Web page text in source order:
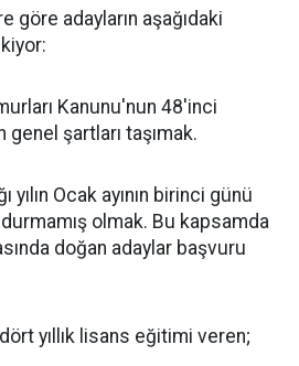
göre adayların aşağıdaki
Kanunu'nun 48'inci
şartları taşımak.
yılın Ocak ayının birinci günü
olmak. Bu kapsamda
doğan adaylar başvuru
yıllık lisans eğitimi veren;